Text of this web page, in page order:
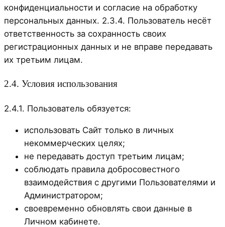
конфиденциальности и согласие на обработку
персональных данных. 2.3.4. Пользователь несёт
ответственность за сохранность своих
регистрационных данных и не вправе передавать
их третьим лицам.
2.4. Условия использования
2.4.1. Пользователь обязуется:
использовать Сайт только в личных
некоммерческих целях;
не передавать доступ третьим лицам;
соблюдать правила добросовестного
взаимодействия с другими Пользователями и
Администратором;
своевременно обновлять свои данные в
Личном кабинете.